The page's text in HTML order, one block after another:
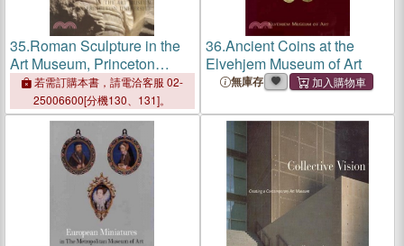
35.Roman Sculpture in the
Art Museum, Princeton
University
若需訂購本書，請電洽客服 02-
25006600[分機130、131]。
36.Ancient Coins at the
Elvehjem Museum of Art
無庫存